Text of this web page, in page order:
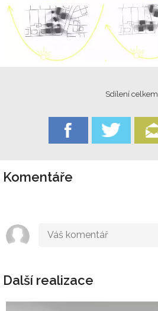
Sdílení celkem
Komentáře
Další realizace